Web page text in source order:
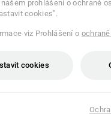
našem prohlášení o ochraně
cookies".
viz Prohlášení o
cookies